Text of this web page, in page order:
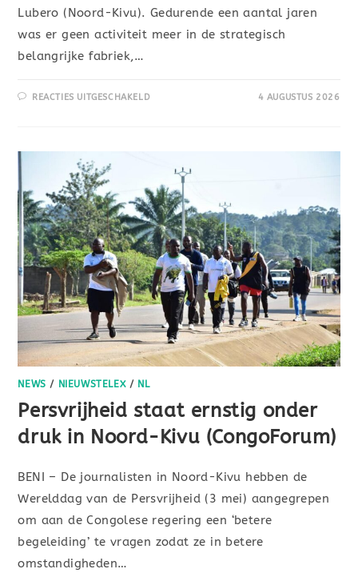
Lubero (Noord-Kivu). Gedurende een aantal jaren
was er geen activiteit meer in de strategisch
belangrijke fabriek,…
REACTIES UITGESCHAKELD 4 AUGUSTUS 2026
NEWS / NIEUWSTELEX/ NL
Persvrijheid staat ernstig onder
druk in Noord-Kivu (CongoForum)
BENI – De journalisten in Noord-Kivu hebben de
Werelddag van de Persvrijheid (3 mei) aangegrepen
om aan de Congolese regering een ‘betere
begeleiding’ te vragen zodat ze in betere
omstandigheden…